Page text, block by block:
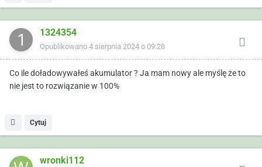
1324354
Opublikowano 4 sierpnia 2024 o 09:28
Co ile doładowywałeś akumulator ? Ja mam nowy ale myślę że to
nie jest to rozwiązanie w 100%
Cytuj
wronki112